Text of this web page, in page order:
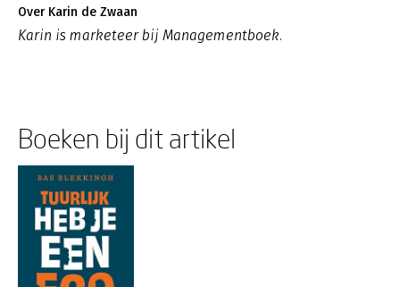
Over Karin de Zwaan
Karin is marketeer bij Managementboek.
Boeken bij dit artikel